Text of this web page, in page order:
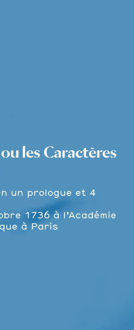
les Caractères
un prologue et 4
1736 à l’Académie
à Paris